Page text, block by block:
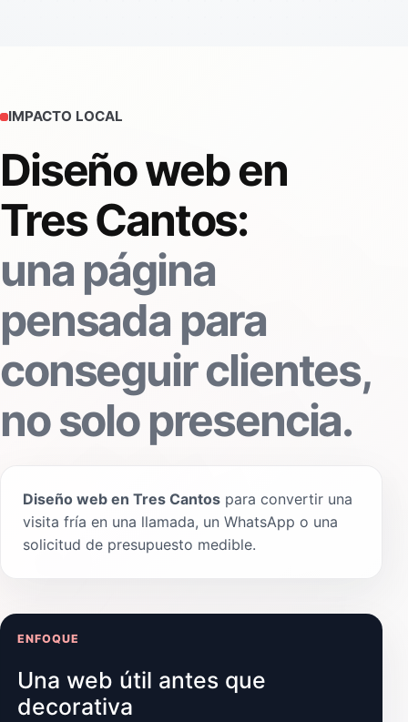
IMPACTO LOCAL
Diseño web en
Tres Cantos:
una página
pensada para
conseguir clientes,
no solo presencia.
Diseño web en Tres Cantos para convertir una
visita fría en una llamada, un WhatsApp o una
solicitud de presupuesto medible.
ENFOQUE
Una web útil antes que
decorativa